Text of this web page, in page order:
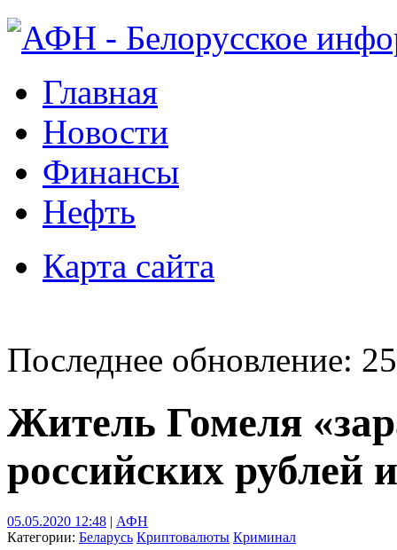
Главная
Новости
Финансы
Нефть
Карта сайта
Последнее обновление:
Житель Гомеля
российских рублей
05.05.2020 12:48 | АФН
Категории: Беларусь Криптовалюты Криминал